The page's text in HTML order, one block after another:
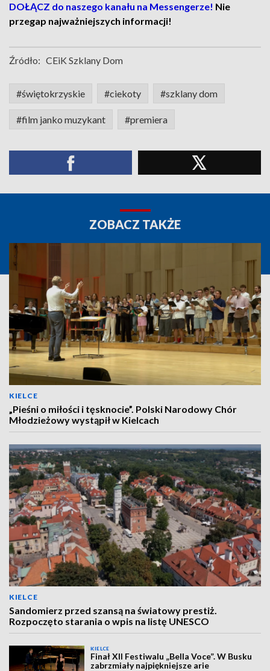
DOŁĄCZ do naszego kanału na Messengerze! Nie
przegap najważniejszych informacji!
Źródło: CEiK Szklany Dom
#świętokrzyskie #ciekoty #szklany dom
#film janko muzykant #premiera
ZOBACZ TAKŻE
KIELCE
„Pieśni o miłości i tęsknocie”. Polski Narodowy Chór
Młodzieżowy wystąpił w Kielcach
KIELCE
Sandomierz przed szansą na światowy prestiż.
Rozpoczęto starania o wpis na listę UNESCO
KIELCE
Finał XII Festiwalu „Bella Voce”. W Busku
zabrzmiały najpiękniejsze arie